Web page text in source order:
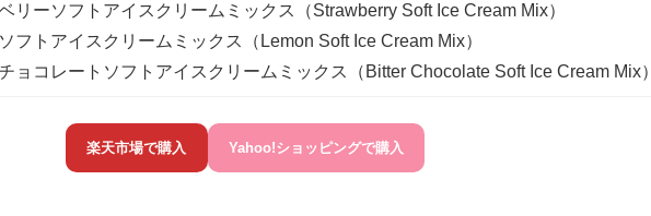
リーソフトアイスクリームミックス（Strawberry Soft Ice Cream Mix）
フトアイスクリームミックス（Lemon Soft Ice Cream Mix）
ョコレートソフトアイスクリームミックス（Bitter Chocolate Soft Ice Cream Mix）
楽天市場で購入 Yahoo!ショッピングで購入